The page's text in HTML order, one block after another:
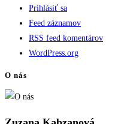
Prihlásiť sa
Feed záznamov
RSS feed komentárov
WordPress.org
O nás